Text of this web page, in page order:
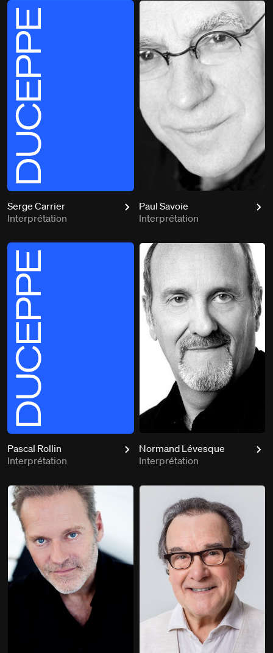
Serge Carrier
Interprétation
Paul Savoie
Interprétation
Pascal Rollin
Interprétation
Normand Lévesque
Interprétation